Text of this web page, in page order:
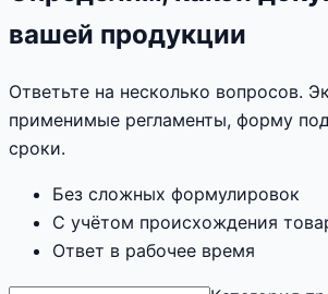
вашей продукции
Ответьте на несколько вопросов.
применимые регламенты, форму
сроки.
Без сложных формулировок
С учётом происхождения
Ответ в рабочее время